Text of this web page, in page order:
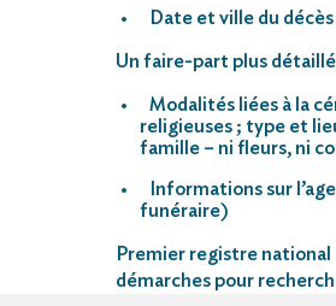
Date et ville du décès
Un faire-part plus
Modalités liées à la
religieuses ; type et
famille – ni fleurs, ni
Informations sur
funéraire)
Premier registre national
démarches pour